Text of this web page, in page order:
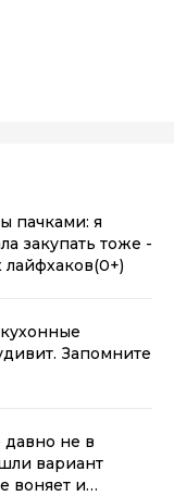
пачками: я
закупать тоже -
лайфхаков(0+)
Запомните
не в
вариант
воняет и